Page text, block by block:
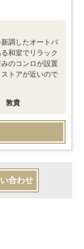
調したオートバ
和室でリラック
のコンロが設置
トアが近いので
敦貴
合わせ